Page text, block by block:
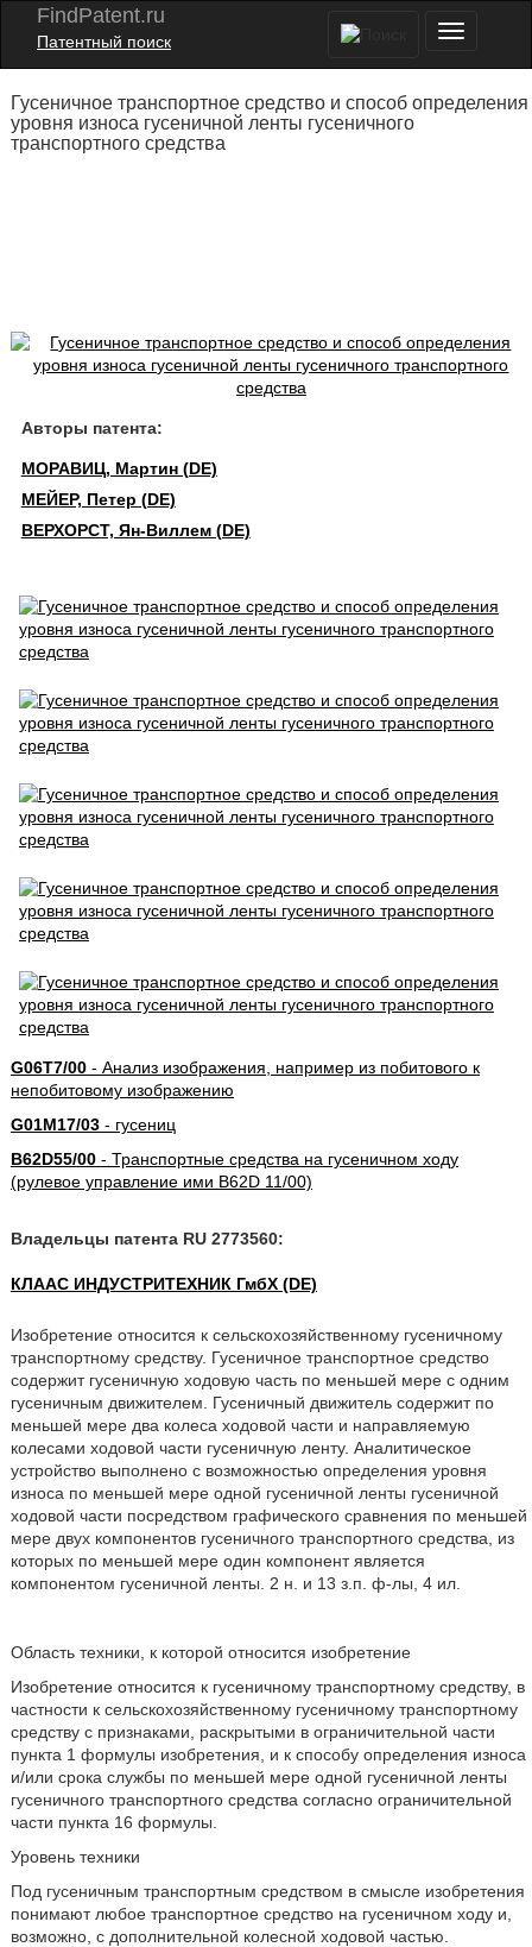
FindPatent.ru
Патентный поиск
Гусеничное транспортное средство и способ определения
уровня износа гусеничной ленты гусеничного
транспортного средства
Авторы патента:
МОРАВИЦ, Мартин (DE)
МЕЙЕР, Петер (DE)
ВЕРХОРСТ, Ян-Виллем (DE)
G06T7/00- Анализ изображения, например из побитового к
непобитовому изображению
G01M17/03- гусениц
B62D55/00- Транспортные средства на гусеничном ходу
(рулевое управление ими B62D 11/00)
Владельцы патента RU 2773560:
КЛААС ИНДУСТРИТЕХНИК ГмбХ (DE)
Изобретение относится к сельскохозяйственному гусеничному
транспортному средству. Гусеничное транспортное средство
содержит гусеничную ходовую часть по меньшей мере с одним
гусеничным движителем. Гусеничный движитель содержит по
меньшей мере два колеса ходовой части и направляемую
колесами ходовой части гусеничную ленту. Аналитическое
устройство выполнено с возможностью определения уровня
износа по меньшей мере одной гусеничной ленты гусеничной
ходовой части посредством графического сравнения по меньшей
мере двух компонентов гусеничного транспортного средства, из
которых по меньшей мере один компонент является
компонентом гусеничной ленты. 2 н. и 13 з.п. ф-лы, 4 ил.
Область техники, к которой относится изобретение
Изобретение относится к гусеничному транспортному средству, в
частности к сельскохозяйственному гусеничному транспортному
средству с признаками, раскрытыми в ограничительной части
пункта 1 формулы изобретения, и к способу определения износа
и/или срока службы по меньшей мере одной гусеничной ленты
гусеничного транспортного средства согласно ограничительной
части пункта 16 формулы.
Уровень техники
Под гусеничным транспортным средством в смысле изобретения
понимают любое транспортное средство на гусеничном ходу и,
возможно, с дополнительной колесной ходовой частью.